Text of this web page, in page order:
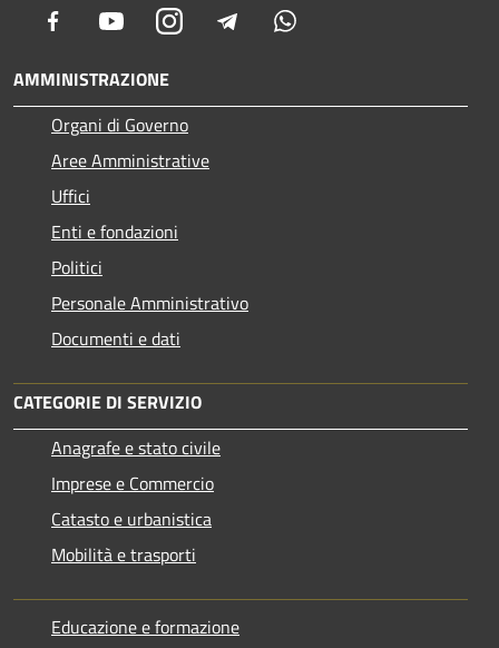
Facebook YoutubeInstagram Telegram
AMMINISTRAZIONE
Organi di Governo
Aree Amministrative
Uffici
Enti e fondazioni
Politici
Personale Amministrativo
Documenti e dati
CATEGORIE DI SERVIZIO
Anagrafe e stato civile
Imprese e Commercio
Catasto e urbanistica
Mobilità e trasporti
Educazione e formazione